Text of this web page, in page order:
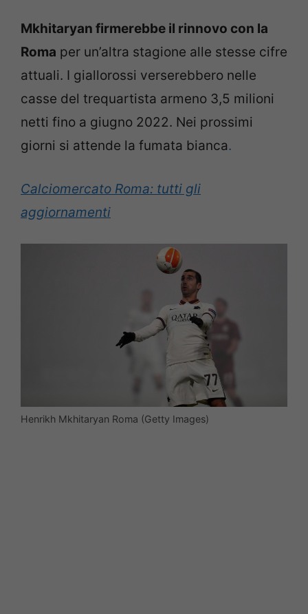
Mkhitaryan firmerebbe il rinnovo con la
Roma per un’altra stagione alle stesse cifre
attuali. I giallorossi verserebbero nelle
casse del trequartista armeno 3,5 milioni
netti fino a giugno 2022. Nei prossimi
giorni si attende la fumata bianca.
Calciomercato Roma: tutti gli
aggiornamenti
Henrikh Mkhitaryan Roma (Getty Images)